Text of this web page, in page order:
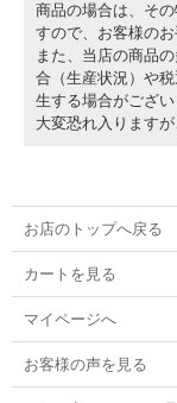
商品の場合は、そ
すので、お客様の
また、当店の商品
合（生産状況）や
生する場合がござい
大変恐れ入ります
お店のトップへ戻る
カートを見る
マイページへ
お客様の声を見る